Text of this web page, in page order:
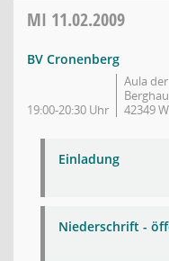
MI 11.02.2009
BV Cronenberg
19:00-20:30 Uhr
Aula
42349
Einladung
Niederschrift -